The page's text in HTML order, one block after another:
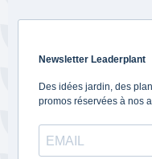
Newsletter Leaderplant
Des idées jardin, des
promos réservées à nos